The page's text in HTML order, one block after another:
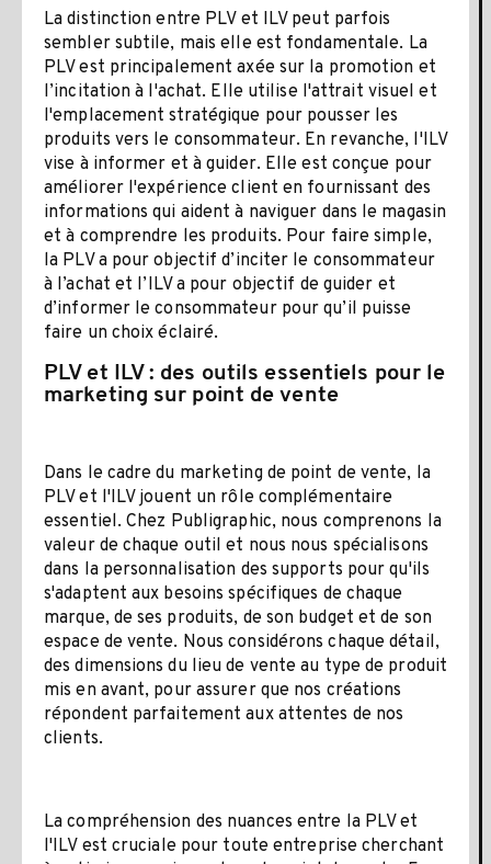
La distinction entre PLV et ILV peut parfois
sembler subtile, mais elle est fondamentale. La
PLV est principalement axée sur la promotion et
l’incitation à l'achat. Elle utilise l'attrait visuel et
l'emplacement stratégique pour pousser les
produits vers le consommateur. En revanche, l'ILV
vise à informer et à guider. Elle est conçue pour
améliorer l'expérience client en fournissant des
informations qui aident à naviguer dans le magasin
et à comprendre les produits. Pour faire simple,
la PLV a pour objectif d’inciter le consommateur
à l’achat et l’ILV a pour objectif de guider et
d’informer le consommateur pour qu’il puisse
faire un choix éclairé.
PLV et ILV : des outils essentiels pour le
marketing sur point de vente
Dans le cadre du marketing de point de vente, la
PLV et l'ILV jouent un rôle complémentaire
essentiel. Chez Publigraphic, nous comprenons la
valeur de chaque outil et nous nous spécialisons
dans la personnalisation des supports pour qu'ils
s'adaptent aux besoins spécifiques de chaque
marque, de ses produits, de son budget et de son
espace de vente. Nous considérons chaque détail,
des dimensions du lieu de vente au type de produit
mis en avant, pour assurer que nos créations
répondent parfaitement aux attentes de nos
clients.
La compréhension des nuances entre la PLV et
l'ILV est cruciale pour toute entreprise cherchant